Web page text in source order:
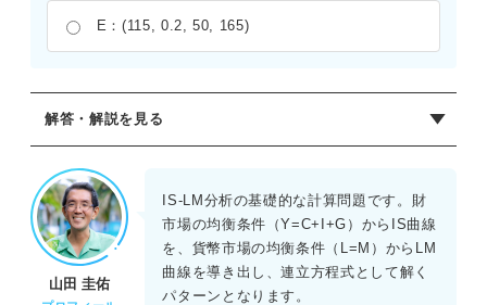
E：(115, 0.2, 50, 165)
解答・解説を見る
正解：A
財市場の均衡条件Y=C+I+Gに各式を代入すると、
Y=20+0.6Y+40-200r+30となる。これを整理すると
0.4Y=90-200rとなり、Y=225-500rというIS曲線の式が得ら
れる。次に、貨幣市場の均衡条件L=Mより 80-100r=60とな
り、r^*=0.2が導かれる。これをIS曲線の式に代入すると
山田 圭佑
IS-LM分析の基礎的な計算問題です。財
市場の均衡条件（Y=C+I+G）からIS曲線
を、貨幣市場の均衡条件（L=M）からLM
曲線を導き出し、連立方程式として解く
パターンとなります。